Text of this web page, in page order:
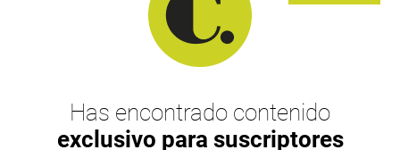
Has encontrado contenido
exclusivo para suscriptores